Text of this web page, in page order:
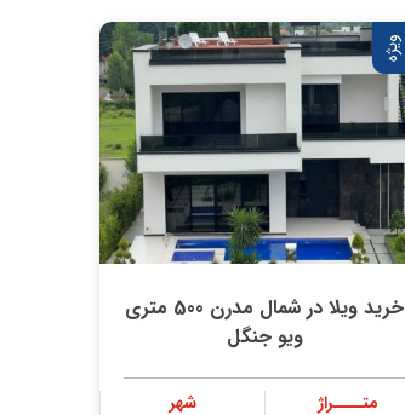
ویژه
خرید ویلا در شمال مدرن 500 متری
ویو جنگل
متــــراژ
شهر